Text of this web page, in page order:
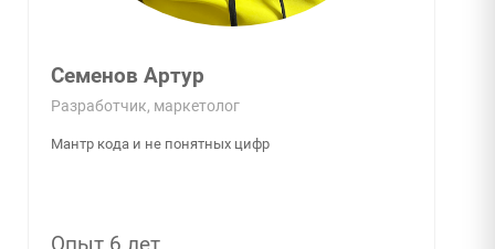
Семенов Артур
Разработчик, маркетолог
Мантр кода и не понятных цифр